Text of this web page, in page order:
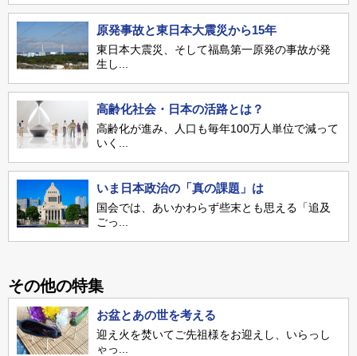
原発事故と東日本大震災から15年
東日本大震災、そして福島第一原発の事故が発
生し...
高齢化社会・日本の活路とは？
高齢化が進み、人口も毎年100万人単位で減って
いく...
いま日本政治の「真の課題」は
国会では、あいかわらず些末とも思える「追及
ごっ...
その他の特集
お盆とあの世を考える
迎え火を焚いてご先祖様をお迎えし、いらっし
ゃっ...